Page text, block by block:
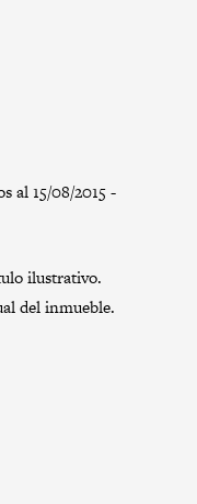
al 15/08/2015 -
ilustrativo.
del inmueble.